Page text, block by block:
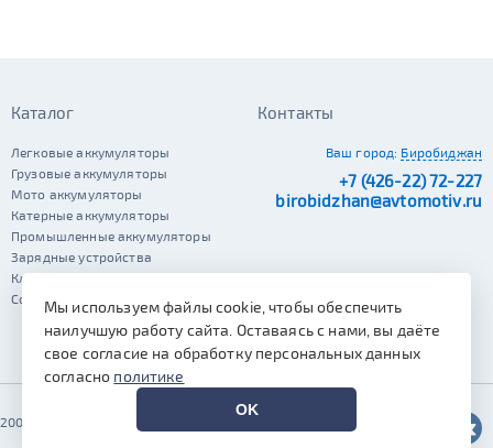
Каталог
Легковые аккумуляторы
Грузовые аккумуляторы
Мото аккумуляторы
Катерные аккумуляторы
Промышленные аккумуляторы
Зарядные устройства
Клеммы
Сопутствующие автотовары
Контакты
Ваш город: Биробиджан
+7 (426-22) 72-227
birobidzhan@avtomotiv.ru
2002–2026 © Автомотив
Мы используем файлы cookie, чтобы обеспечить
наилучшую работу сайта. Оставаясь с нами, вы даёте
свое согласие на обработку персональных данных
согласно политике
OK